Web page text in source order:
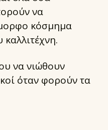
να
κόσμημα
να νιώθουν
όταν φορούν τα